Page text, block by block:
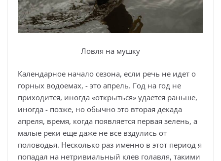
Ловля на мушку
Календарное начало сезона, если речь не идет о
горных водоемах, - это апрель. Год на год не
приходится, иногда «открыться» удается раньше,
иногда - позже, но обычно это вторая декада
апреля, время, когда появляется первая зелень, а
малые реки еще даже не все вздулись от
половодья. Несколько раз именно в этот период я
попадал на нетривиальный клев голавля, такими